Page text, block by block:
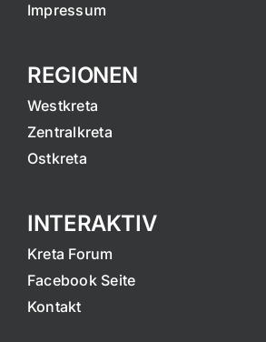
Impressum
REGIONEN
Westkreta
Zentralkreta
Ostkreta
INTERAKTIV
Kreta Forum
Facebook Seite
Kontakt